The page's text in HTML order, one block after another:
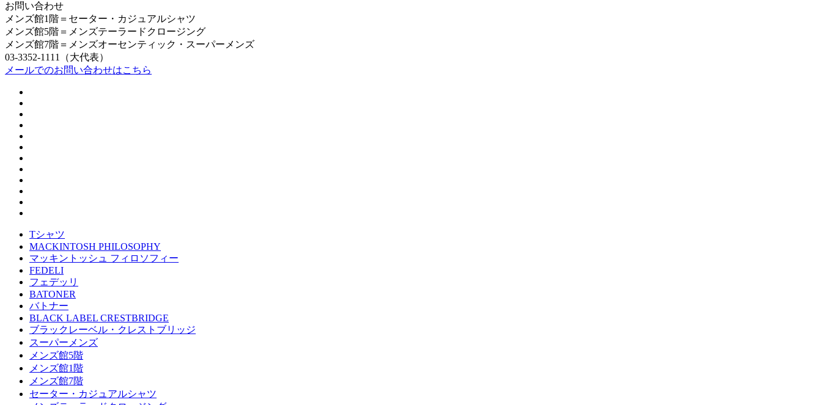
お問い合わせ
メンズ館1階＝セーター・カジュアルシャツ
メンズ館5階＝メンズテーラードクロージング
メンズ館7階＝メンズオーセンティック・スーパーメンズ
03-3352-1111（大代表）
メールでのお問い合わせはこちら
Tシャツ
MACKINTOSH PHILOSOPHY
マッキントッシュ フィロソフィー
FEDELI
フェデッリ
BATONER
バトナー
BLACK LABEL CRESTBRIDGE
ブラックレーベル・クレストブリッジ
スーパーメンズ
メンズ館5階
メンズ館1階
メンズ館7階
セーター・カジュアルシャツ